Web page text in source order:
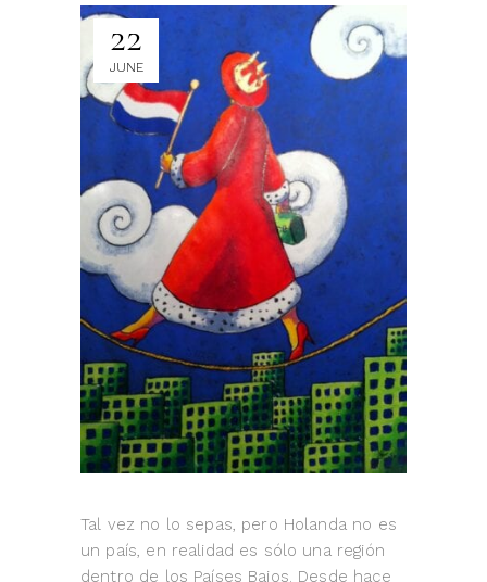
22
JUNE
Tal vez no lo sepas, pero Holanda no es
un país, en realidad es sólo una región
dentro de los Países Bajos. Desde hace